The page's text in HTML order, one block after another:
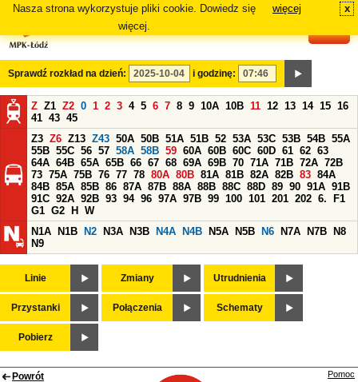
Nasza strona wykorzystuje pliki cookie. Dowiedz się
więcej.
więcej x
Sprawdź rozkład na dzień: i godzinę:
Z Z1 Z2 0 1 2 3 4 5 6 7 8 9 10A 10B 11 12 13 14 15 16
41 43 45
Z3 Z6 Z13 Z43 50A 50B 51A 51B 52 53A 53C 53B 54B 55A
55B 55C 56 57 58A 58B 59 60A 60B 60C 60D 61 62 63
64A 64B 65A 65B 66 67 68 69A 69B 70 71A 71B 72A 72B
73 75A 75B 76 77 78 80A 80B 81A 81B 82A 82B 83 84A
84B 85A 85B 86 87A 87B 88A 88B 88C 88D 89 90 91A 91B
91C 92A 92B 93 94 96 97A 97B 99 100 101 201 202 6.
F1
G1 G2 H
W
N1A
N1B N2 N3A N3B N4A N4B N5A N5B N6 N7A N7B
N8
N9
Linie Zmiany Utrudnienia
Przystanki Połączenia Schematy
Pobierz
Powrót Pomoc